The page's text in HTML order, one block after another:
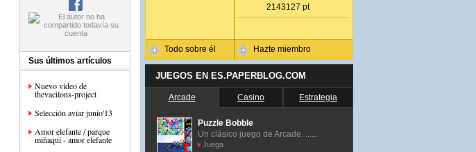
Sus últimos artículos
Nuevo vídeo de
thevacilons-project
Selección aviar junio'13
Amor elefante / parque
miñaqui - amor elefante
Todo sobre él
2143127 pt
Hazte miembro
JUEGOS EN ES.PAPERBLOG.COM
Arcade Casino Estrategia
Puzzle Bobble
Un clásico juego de Arcade. ......
Juega